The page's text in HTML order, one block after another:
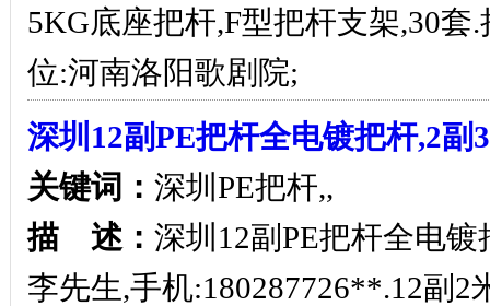
5KG底座把杆,F型把杆支架,30
位:河南洛阳歌剧院;
深圳12副PE把杆全电镀把杆,2
关键词： 深圳PE把杆,,
描 述： 深圳12副PE把杆全电
李先生,手机:180287726**.12副